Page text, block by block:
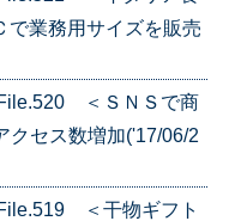
で業務用サイズを販売
＜ＳＮＳで商
クセス数増加('17/06/2
＜干物ギフト